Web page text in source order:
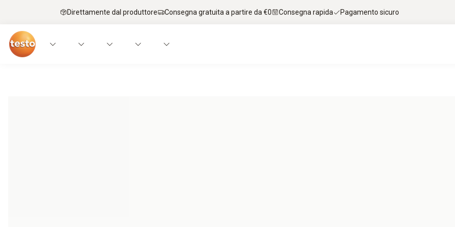
Direttamente dal produttore Consegna gratuita a partire da €0 Consegna rapida Pagamento sicuro